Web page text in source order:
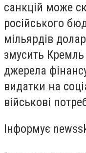
санкцій може
російського
мільярдів
змусить
джерела
видатки на
військові
Інформує